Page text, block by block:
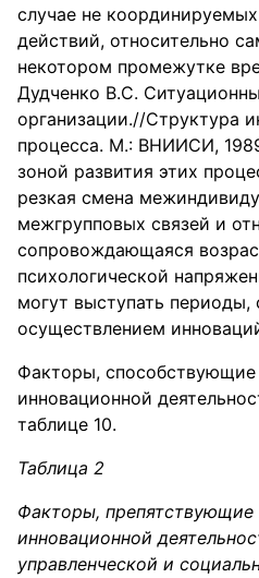
случае не
действий, относительно
некотором промежутке
Дудченко B.C.
организации.//Структура
процесса. М.: ВНИИСИ,
зоной развития этих
резкая смена
межгрупповых связей и
сопровождающаяся
психологической
могут выступать периоды,
осуществлением
Факторы,
инновационной
таблице 10.
Таблица 2
Факторы,
инновационной
управленческой и